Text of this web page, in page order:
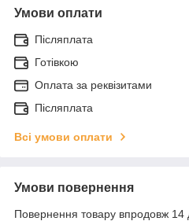
Умови оплати
Післяплата
Готівкою
Оплата за реквізитами
Післяплата
Всі умови оплати
Умови повернення
Повернення товару впродовж 14